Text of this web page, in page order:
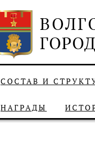
СОСТАВ И
НАГРАДЫ